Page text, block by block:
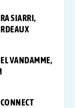
SIARRI,
VANDAMME,